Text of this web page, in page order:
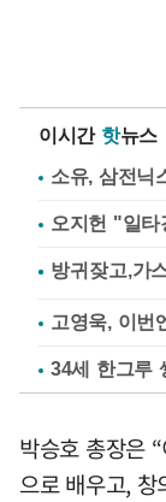
이시간 핫뉴스
소유, 삼전닉
오지헌 "일
고영욱, 이
34세 한그루
박승호 총장은
으로 배우고,